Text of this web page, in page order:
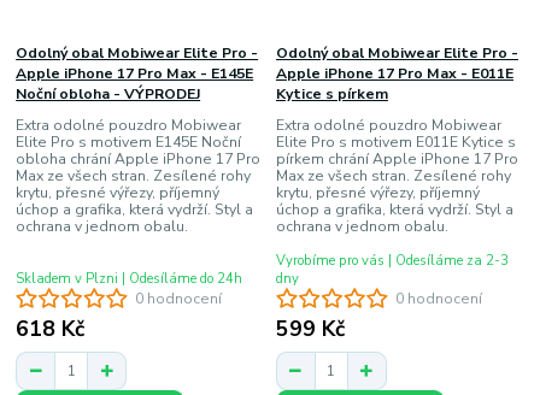
0 hodnocení
Odolný obal Mobiwear Elite Pro -
Apple iPhone 17 Pro Max - E145E
Noční obloha - VÝPRODEJ
Extra odolné pouzdro Mobiwear
Elite Pro s motivem E145E Noční
obloha chrání Apple iPhone 17 Pro
Max ze všech stran. Zesílené rohy
krytu, přesné výřezy, příjemný
úchop a grafika, která vydrží. Styl a
ochrana v jednom obalu.
618 Kč
Skladem v Plzni | Odesíláme do 24h
0 hodnocení
Odolný obal Mobiwear Elite Pro -
Apple iPhone 17 Pro Max - E011E
Kytice s pírkem
Extra odolné pouzdro Mobiwear
Elite Pro s motivem E011E Kytice s
pírkem chrání Apple iPhone 17 Pro
Max ze všech stran. Zesílené rohy
krytu, přesné výřezy, příjemný
úchop a grafika, která vydrží. Styl a
ochrana v jednom obalu.
599 Kč
Vyrobíme pro vás | Odesíláme za 2-3
dny